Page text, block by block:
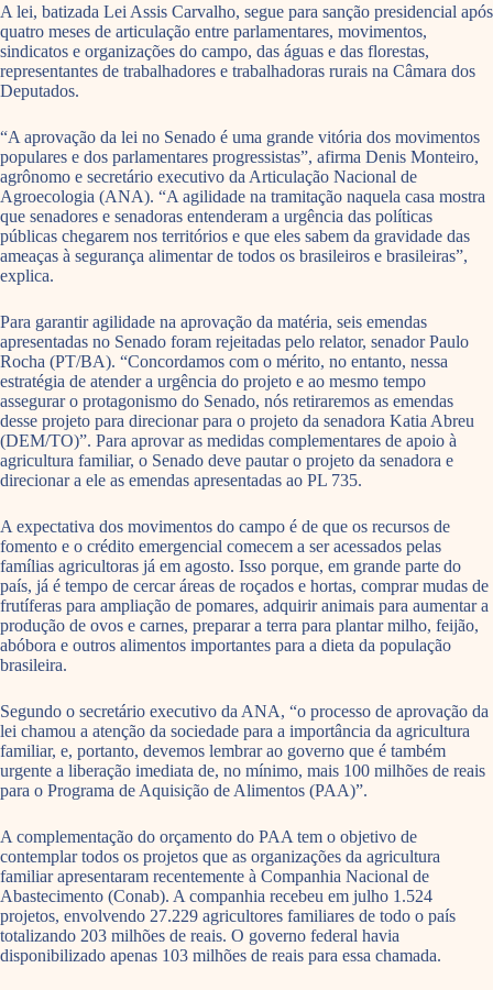
A lei, batizada Lei Assis Carvalho, segue para sanção presidencial após
quatro meses de articulação entre parlamentares, movimentos,
sindicatos e organizações do campo, das águas e das florestas,
representantes de trabalhadores e trabalhadoras rurais na Câmara dos
Deputados.
“A aprovação da lei no Senado é uma grande vitória dos movimentos
populares e dos parlamentares progressistas”, afirma Denis Monteiro,
agrônomo e secretário executivo da Articulação Nacional de
Agroecologia (ANA). “A agilidade na tramitação naquela casa mostra
que senadores e senadoras entenderam a urgência das políticas
públicas chegarem nos territórios e que eles sabem da gravidade das
ameaças à segurança alimentar de todos os brasileiros e brasileiras”,
explica.
Para garantir agilidade na aprovação da matéria, seis emendas
apresentadas no Senado foram rejeitadas pelo relator, senador Paulo
Rocha (PT/BA). “Concordamos com o mérito, no entanto, nessa
estratégia de atender a urgência do projeto e ao mesmo tempo
assegurar o protagonismo do Senado, nós retiraremos as emendas
desse projeto para direcionar para o projeto da senadora Katia Abreu
(DEM/TO)”. Para aprovar as medidas complementares de apoio à
agricultura familiar, o Senado deve pautar o projeto da senadora e
direcionar a ele as emendas apresentadas ao PL 735.
A expectativa dos movimentos do campo é de que os recursos de
fomento e o crédito emergencial comecem a ser acessados pelas
famílias agricultoras já em agosto. Isso porque, em grande parte do
país, já é tempo de cercar áreas de roçados e hortas, comprar mudas de
frutíferas para ampliação de pomares, adquirir animais para aumentar a
produção de ovos e carnes, preparar a terra para plantar milho, feijão,
abóbora e outros alimentos importantes para a dieta da população
brasileira.
Segundo o secretário executivo da ANA, “o processo de aprovação da
lei chamou a atenção da sociedade para a importância da agricultura
familiar, e, portanto, devemos lembrar ao governo que é também
urgente a liberação imediata de, no mínimo, mais 100 milhões de reais
para o Programa de Aquisição de Alimentos (PAA)”.
A complementação do orçamento do PAA tem o objetivo de
contemplar todos os projetos que as organizações da agricultura
familiar apresentaram recentemente à Companhia Nacional de
Abastecimento (Conab). A companhia recebeu em julho 1.524
projetos, envolvendo 27.229 agricultores familiares de todo o país
totalizando 203 milhões de reais. O governo federal havia
disponibilizado apenas 103 milhões de reais para essa chamada.